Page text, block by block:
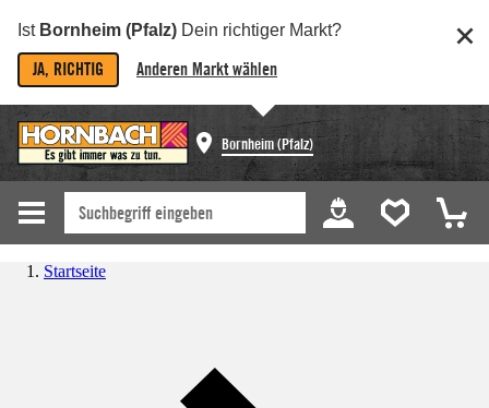
Ist Bornheim (Pfalz) Dein richtiger Markt?
JA, RICHTIG Anderen Markt wählen
Bornheim (Pfalz)
Startseite